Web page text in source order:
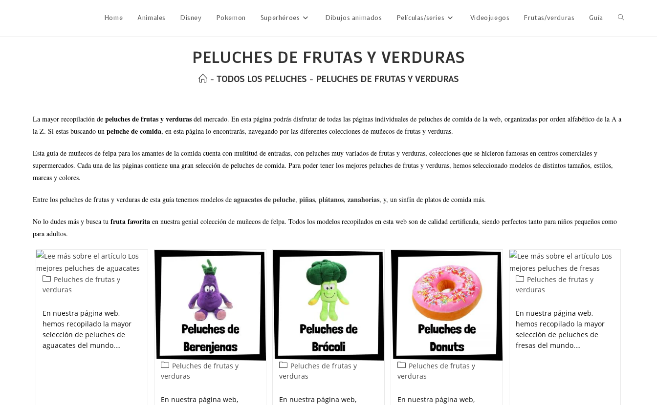
Home Animales Disney Pokemon Superhéroes Dibujos animados Películas/series Videojuegos Frutas/verduras Guía
PELUCHES DE FRUTAS Y VERDURAS
- TODOS LOS PELUCHES - PELUCHES DE FRUTAS Y VERDURAS
La mayor recopilación depeluches de frutas y verdurasdel mercado. En esta página podrás disfrutar de todas las páginas individuales de peluches de comida de la web, organizadas por orden alfabético de la A a
la Z. Si estas buscando unpeluche de comida, en esta página lo encontrarás, navegando por las diferentes colecciones de muñecos de frutas y verduras.
Esta guía de muñecos de felpa para los amantes de la comida cuenta con multitud de entradas, con peluches muy variados de frutas y verduras, colecciones que se hicieron famosas en centros comerciales y
supermercados. Cada una de las páginas contiene una gran selección de peluches de comida. Para poder tener los mejores peluches de frutas y verduras, hemos seleccionado modelos de distintos tamaños, estilos,
marcas y colores.
Entre los peluches de frutas y verduras de esta guía tenemos modelos deaguacates de peluche,piñas,plátanos,zanahorias, y, un sinfín de platos de comida más.
No lo dudes más y busca tufruta favorita en nuestra genial colección de muñecos de felpa. Todos los modelos recopilados en esta web son de calidad certificada, siendo perfectos tanto para niños pequeños como
para adultos.
Peluches de frutas y
verduras
En nuestra página web,
hemos recopilado la mayor
selección de peluches de
aguacates del mundo.…
Peluches de frutas y
verduras
En nuestra página web,
Peluches de frutas y
verduras
En nuestra página web,
Peluches de frutas y
verduras
En nuestra página web,
Peluches de frutas y
verduras
En nuestra página web,
hemos recopilado la mayor
selección de peluches de
fresas del mundo.…